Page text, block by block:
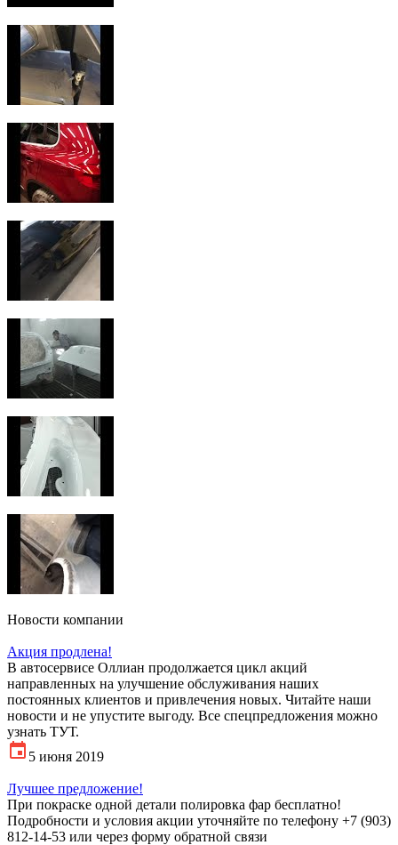
Новости компании
Акция продлена!
В автосервисе Оллиан продолжается цикл акций
направленных на улучшение обслуживания наших
постоянных клиентов и привлечения новых. Читайте наши
новости и не упустите выгоду. Все спецпредложения можно
узнать ТУТ.
5 июня 2019
Лучшее предложение!
При покраске одной детали полировка фар бесплатно!
Подробности и условия акции уточняйте по телефону +7 (903)
812-14-53 или через форму обратной связи